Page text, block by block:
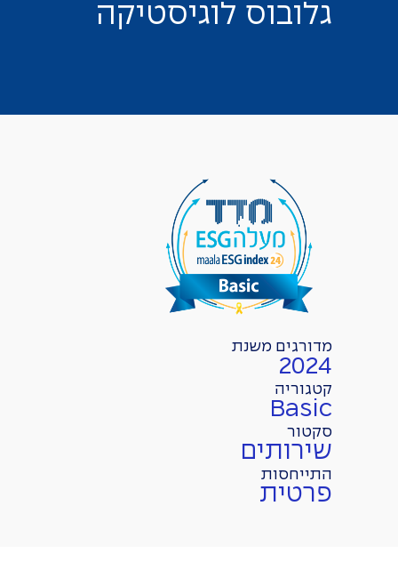
גלובוס לוגיסטיקה
מדורגים משנת
2024
קטגוריה
Basic
סקטור
שירותים
התייחסות
פרטית